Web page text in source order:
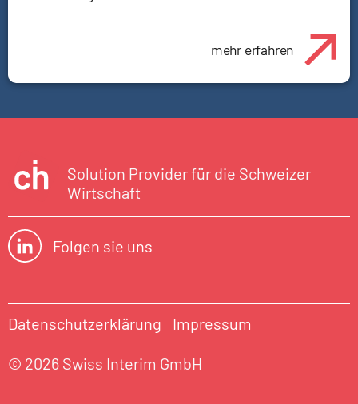
mehr erfahren
Solution Provider für die Schweizer
Wirtschaft
Folgen sie uns
Datenschutzerklärung Impressum
© 2026 Swiss Interim GmbH